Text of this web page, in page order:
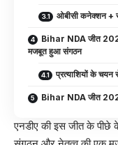
ओबीसी कनेक्शन +
Bihar NDA जीत 2025:
मजबूत हुआ संगठन
प्रत्याशियों के
Bihar NDA जीत
एनडीए की इस जीत के पीछे